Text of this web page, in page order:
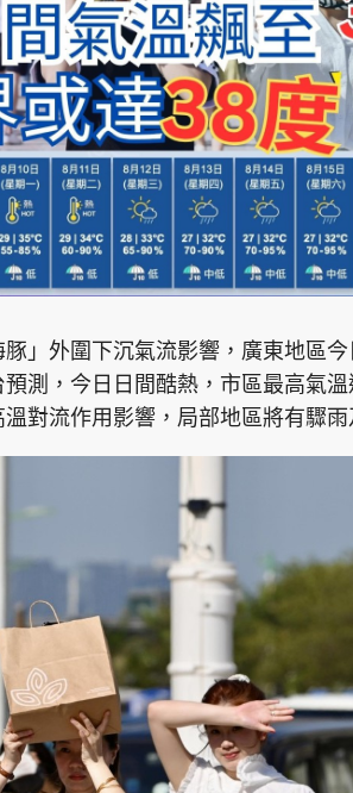
」外圍下沉氣流影響，廣東地區
測，今日日間酷熱，市區最高氣
對流作用影響，局部地區將有驟雨